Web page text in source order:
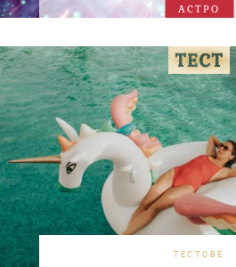
АСТРО
ТЕСТОВЕ